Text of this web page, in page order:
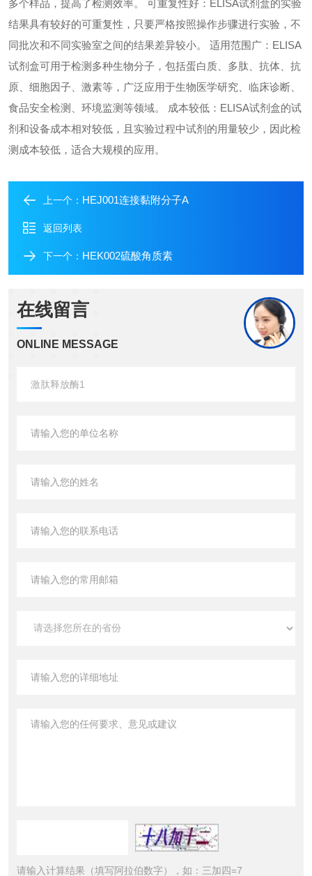
多个样品，提高了检测效率。 可重复性好：ELISA试剂盒的实验
结果具有较好的可重复性，只要严格按照操作步骤进行实验，不
同批次和不同实验室之间的结果差异较小。 适用范围广：ELISA
试剂盒可用于检测多种生物分子，包括蛋白质、多肽、抗体、抗
原、细胞因子、激素等，广泛应用于生物医学研究、临床诊断、
食品安全检测、环境监测等领域。 成本较低：ELISA试剂盒的试
剂和设备成本相对较低，且实验过程中试剂的用量较少，因此检
测成本较低，适合大规模的应用。
上一个： HEJ001连接黏附分子A
返回列表
下一个： HEK002硫酸角质素
在线留言
ONLINE MESSAGE
请输入计算结果（填写阿拉伯数字），如：三加四=7